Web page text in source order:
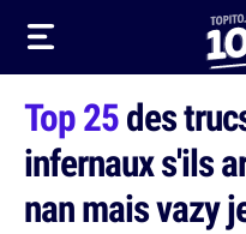
Top 25des
infernaux s'ils
nan mais vazy